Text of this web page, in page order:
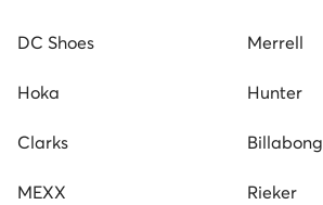
DC Shoes Merrell
Hoka Hunter
Clarks Billabong
MEXX Rieker